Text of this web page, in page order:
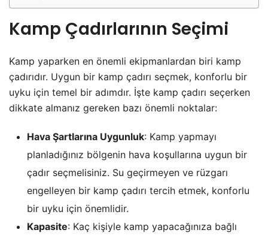
Kamp Çadırlarının Seçimi
Kamp yaparken en önemli ekipmanlardan biri kamp
çadırıdır. Uygun bir kamp çadırı seçmek, konforlu bir
uyku için temel bir adımdır. İşte kamp çadırı seçerken
dikkate almanız gereken bazı önemli noktalar:
Hava Şartlarına Uygunluk: Kamp yapmayı
planladığınız bölgenin hava koşullarına uygun bir
çadır seçmelisiniz. Su geçirmeyen ve rüzgarı
engelleyen bir kamp çadırı tercih etmek, konforlu
bir uyku için önemlidir.
Kapasite: Kaç kişiyle kamp yapacağınıza bağlı